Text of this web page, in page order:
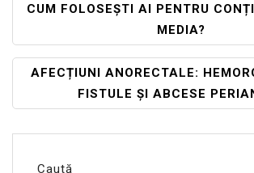
Navigare
În
Articole
CUM FOLOSEȘTI AI PENTRU
MEDIA?
AFECȚIUNI ANORECTALE:
FISTULE ȘI ABCESE
Caută